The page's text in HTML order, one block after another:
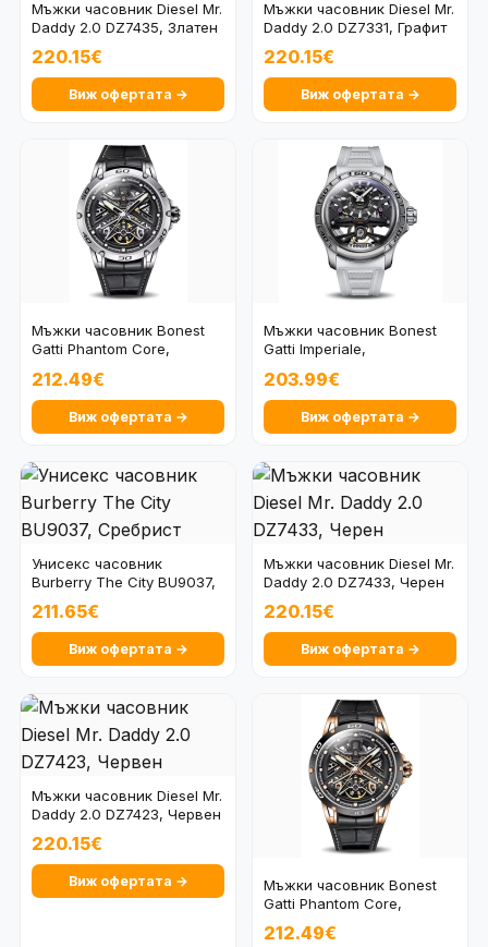
Мъжки часовник Diesel Mr.
Daddy 2.0 DZ7435, Златен
220.15€
Виж офертата →
Мъжки часовник Diesel Mr.
Daddy 2.0 DZ7331, Графит
220.15€
Виж офертата →
Мъжки часовник Bonest
Gatti Phantom Core,
212.49€
Виж офертата →
Мъжки часовник Bonest
Gatti Imperiale,
203.99€
Виж офертата →
Унисекс часовник
Burberry The City BU9037,
211.65€
Виж офертата →
Мъжки часовник Diesel Mr.
Daddy 2.0 DZ7433, Черен
220.15€
Виж офертата →
Мъжки часовник Diesel Mr.
Daddy 2.0 DZ7423, Червен
220.15€
Виж офертата →
Мъжки часовник Bonest
Gatti Phantom Core,
212.49€